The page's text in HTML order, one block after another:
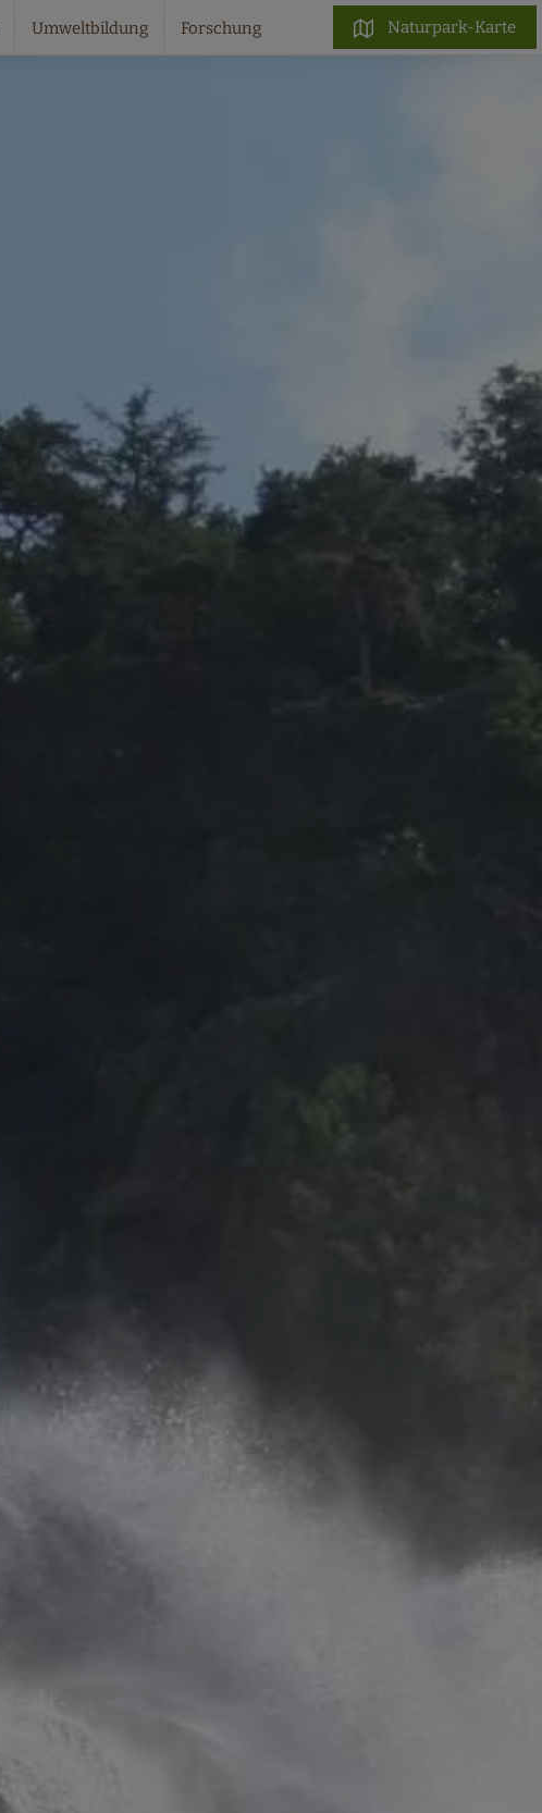
Umweltbildung Forschung Naturpark-Karte